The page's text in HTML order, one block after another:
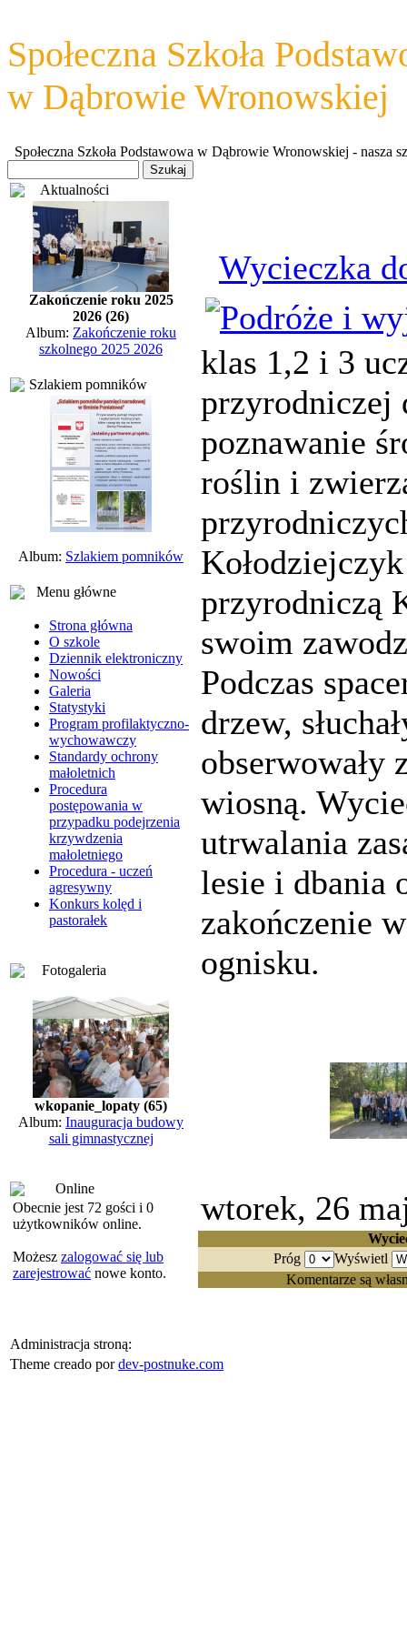
Społeczna Szkoła
w Dąbrowie Wronowskiej
Społeczna Szkoła Podstawowa w Dąbrowie Wronowskiej - nasza
Aktualności
Zakończenie roku 2025
2026 (26)
Album: Zakończenie roku
szkolnego 2025 2026
Szlakiem pomników
Album: Szlakiem pomników
Menu główne
Strona główna
O szkole
Dziennik elektroniczny
Nowości
Galeria
Statystyki
Program profilaktyczno-
wychowawczy
Standardy ochrony
małoletnich
Procedura
postępowania w
przypadku podejrzenia
krzywdzenia
małoletniego
Procedura - uczeń
agresywny
Konkurs kolęd i
pastorałek
Fotogaleria
wkopanie_lopaty (65)
Album: Inauguracja budowy
sali gimnastycznej
Online
Obecnie jest 72 gości i 0
użytkowników online.
Możesz zalogować się lub
zarejestrować nowe konto.
Wycieczka
klas 1,2 i 3
przyrodniczej
poznawanie
roślin i
przyrodniczą
swoim
Podczas
drzew,
obserwowały
wiosną.
utrwalania
lesie i dbania
zakończenie
ognisku.
wtorek, 26
Próg
Wyświetl
Komentarze są
Administracja stroną:
Theme creado pordev-postnuke.com